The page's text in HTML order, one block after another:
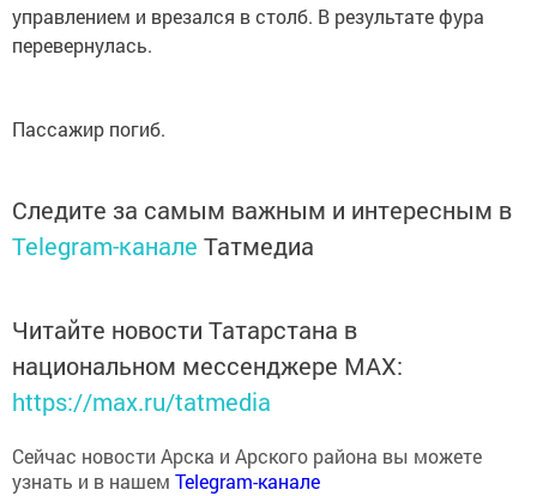
управлением и врезался в столб. В результате фура
перевернулась.
Пассажир погиб.
Следите за самым важным и интересным в
Telegram-канале Татмедиа
Читайте новости Татарстана в
национальном мессенджере MАХ:
https://max.ru/tatmedia
Сейчас новости Арска и Арского района вы можете
узнать и в нашем Telegram-канале